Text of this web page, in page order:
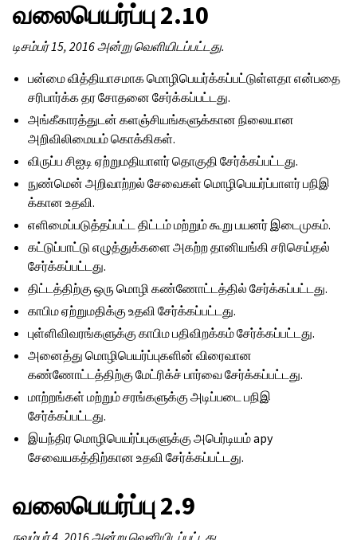
வலைபெயர்ப்பு 2.10
டிசம்பர் 15, 2016 அன்று வெளியிடப்பட்டது.
பன்மை வித்தியாசமாக மொழிபெயர்க்கப்பட்டுள்ளதா என்பதை
சரிபார்க்க தர சோதனை சேர்க்கப்பட்டது.
அங்கீகாரத்துடன் களஞ்சியங்களுக்கான நிலையான
அறிவிலிமையம் கொக்கிகள்.
விருப்ப சிஐடி ஏற்றுமதியாளர் தொகுதி சேர்க்கப்பட்டது.
நுண்மென் அறிவாற்றல் சேவைகள் மொழிபெயர்ப்பாளர் பநிஇ
க்கான உதவி.
எளிமைப்படுத்தப்பட்ட திட்டம் மற்றும் கூறு பயனர் இடைமுகம்.
கட்டுப்பாட்டு எழுத்துக்களை அகற்ற தானியங்கி சரிசெய்தல்
சேர்க்கப்பட்டது.
திட்டத்திற்கு ஒரு மொழி கண்ணோட்டத்தில் சேர்க்கப்பட்டது.
காபிம ஏற்றுமதிக்கு உதவி சேர்க்கப்பட்டது.
புள்ளிவிவரங்களுக்கு காபிம பதிவிறக்கம் சேர்க்கப்பட்டது.
அனைத்து மொழிபெயர்ப்புகளின் விரைவான
கண்ணோட்டத்திற்கு மேட்ரிக்ச் பார்வை சேர்க்கப்பட்டது.
மாற்றங்கள் மற்றும் சரங்களுக்கு அடிப்படை பநிஇ
சேர்க்கப்பட்டது.
இயந்திர மொழிபெயர்ப்புகளுக்கு அபெர்டியம் apy
சேவையகத்திற்கான உதவி சேர்க்கப்பட்டது.
வலைபெயர்ப்பு 2.9